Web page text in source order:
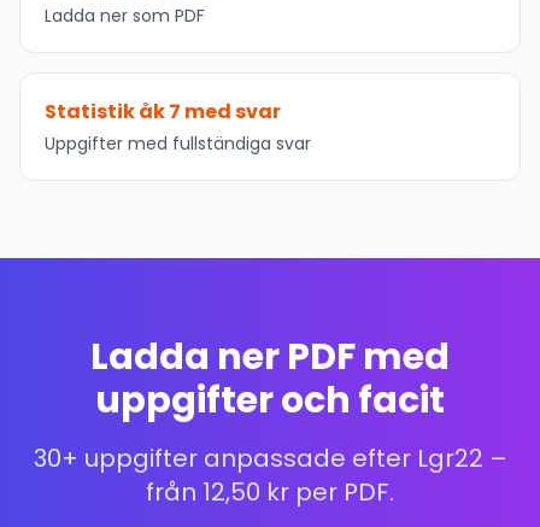
Ladda ner som PDF
Statistik åk 7 med svar
Uppgifter med fullständiga svar
Ladda ner PDF med
uppgifter och facit
30+ uppgifter anpassade efter Lgr22 –
från 12,50 kr per PDF.